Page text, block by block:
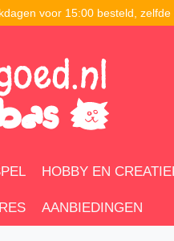
voor 15:00 besteld,
HOBBY EN
AANBIEDINGEN